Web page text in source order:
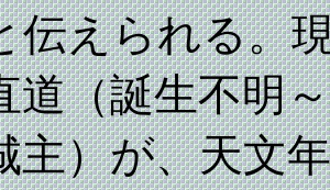
伝えられる。
道（誕生不明
主）が、天文